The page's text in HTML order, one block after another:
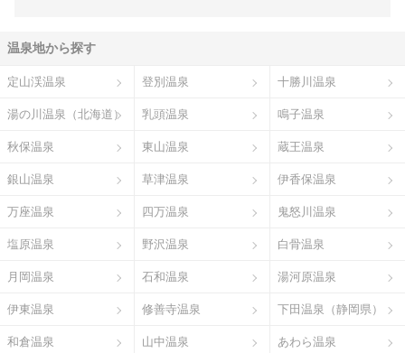
温泉地から探す
定山渓温泉 登別温泉 十勝川温泉
湯の川温泉（北海道） 乳頭温泉 鳴子温泉
秋保温泉 東山温泉 蔵王温泉
銀山温泉 草津温泉 伊香保温泉
万座温泉 四万温泉 鬼怒川温泉
塩原温泉 野沢温泉 白骨温泉
月岡温泉 石和温泉 湯河原温泉
伊東温泉 修善寺温泉 下田温泉（静岡県）
和倉温泉 山中温泉 あわら温泉